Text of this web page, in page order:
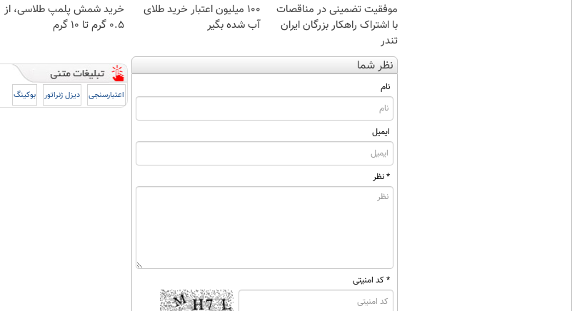
موفقیت تضمینی در مناقصات
با اشتراک راهکار بزرگان ایران
تندر
100 میلیون اعتبار خرید طلای
آب شده بگیر
خرید شمش پلمپ طلاسی، از
۰.۵ گرم تا ۱۰ گرم
نظر شما
نام
ایمیل
* نظر
* کد امنیتی
اعتبارسنجی دیزل ژنراتور بوکینگ